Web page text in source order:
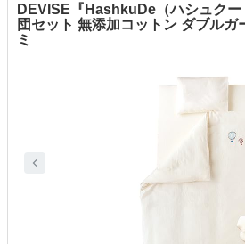
DEVISE『HashkuDe（ハシュクー
団セット 無添加コットン ダブルガ
ミ